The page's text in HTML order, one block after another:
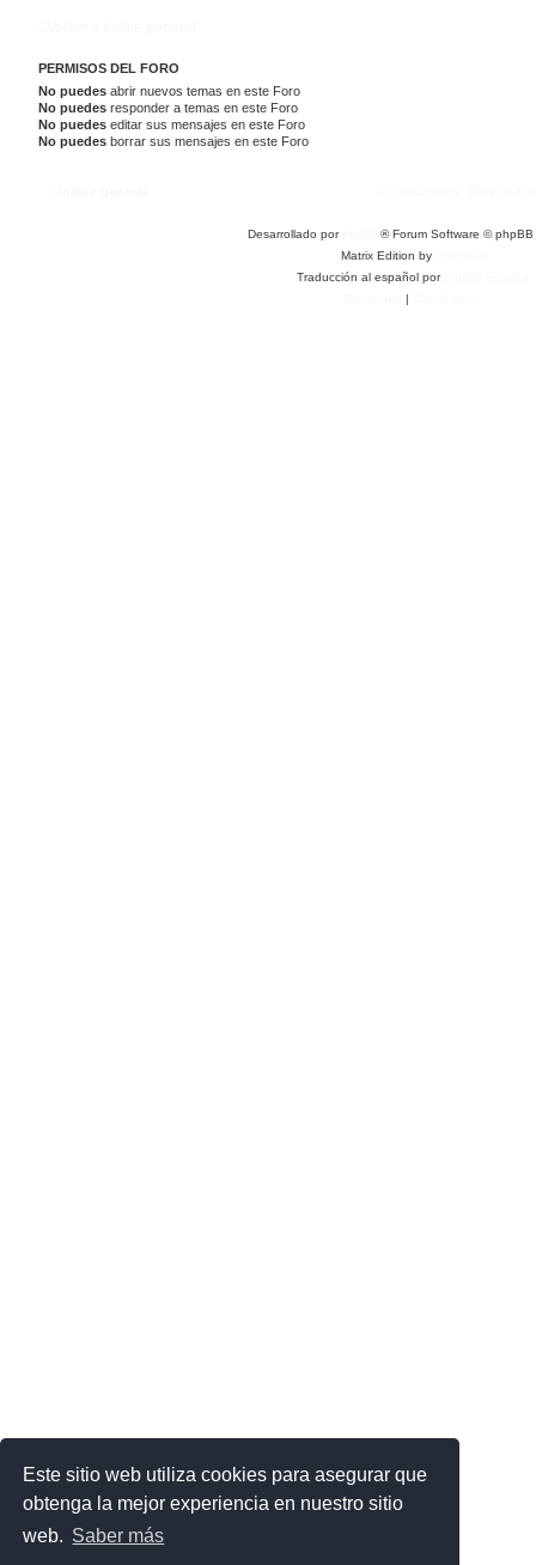
Este sitio web utiliza cookies para asegurar que
obtenga la mejor experiencia en nuestro sitio
web. Saber más
PERMISOS DEL FORO
No puedes abrir nuevos temas en este Foro
No puedes responder a temas en este Foro
No puedes editar sus mensajes en este Foro
No puedes borrar sus mensajes en este Foro
Desarrollado por
® Forum Software © phpBB
Matrix Edition by
Traducción al español por
|